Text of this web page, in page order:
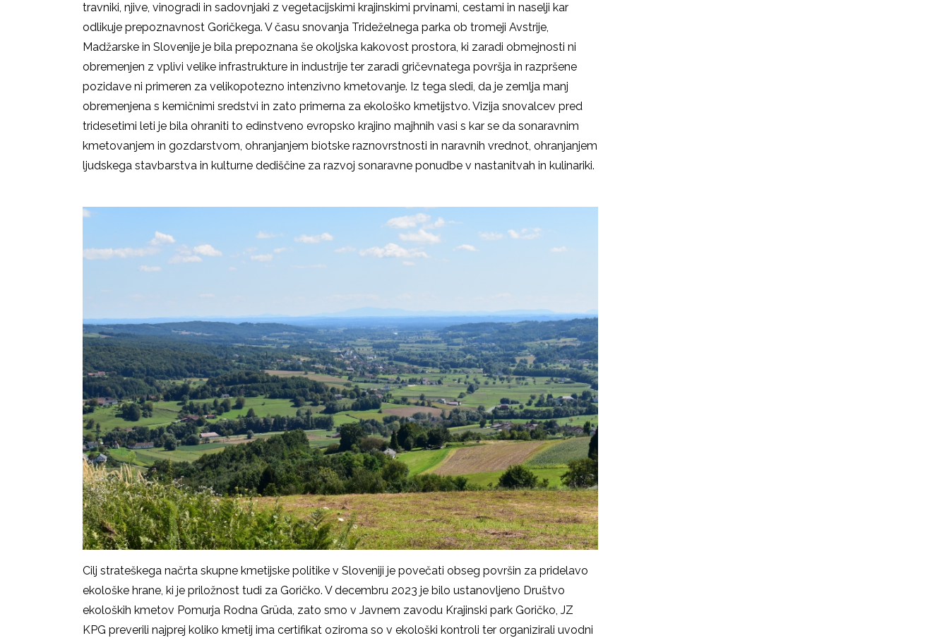
travniki, njive, vinogradi in sadovnjaki z vegetacijskimi krajinskimi prvinami, cestami in naselji kar
odlikuje prepoznavnost Goričkega. V času snovanja Trideželnega parka ob tromeji Avstrije,
Madžarske in Slovenije je bila prepoznana še okoljska kakovost prostora, ki zaradi obmejnosti ni
obremenjen z vplivi velike infrastrukture in industrije ter zaradi gričevnatega površja in razpršene
pozidave ni primeren za velikopotezno intenzivno kmetovanje. Iz tega sledi, da je zemlja manj
obremenjena s kemičnimi sredstvi in zato primerna za ekološko kmetijstvo. Vizija snovalcev pred
tridesetimi leti je bila ohraniti to edinstveno evropsko krajino majhnih vasi s kar se da sonaravnim
kmetovanjem in gozdarstvom, ohranjanjem biotske raznovrstnosti in naravnih vrednot, ohranjanjem
ljudskega stavbarstva in kulturne dediščine za razvoj sonaravne ponudbe v nastanitvah in kulinariki.
Cilj strateškega načrta skupne kmetijske politike v Sloveniji je povečati obseg površin za pridelavo
ekološke hrane, ki je priložnost tudi za Goričko. V decembru 2023 je bilo ustanovljeno Društvo
ekoloških kmetov Pomurja Rodna Grüda, zato smo v Javnem zavodu Krajinski park Goričko, JZ
KPG preverili najprej koliko kmetij ima certifikat oziroma so v ekološki kontroli ter organizirali uvodni